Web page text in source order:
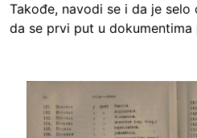
Takođe, navodi se i da je selo
da se prvi put u dokumentima
Image